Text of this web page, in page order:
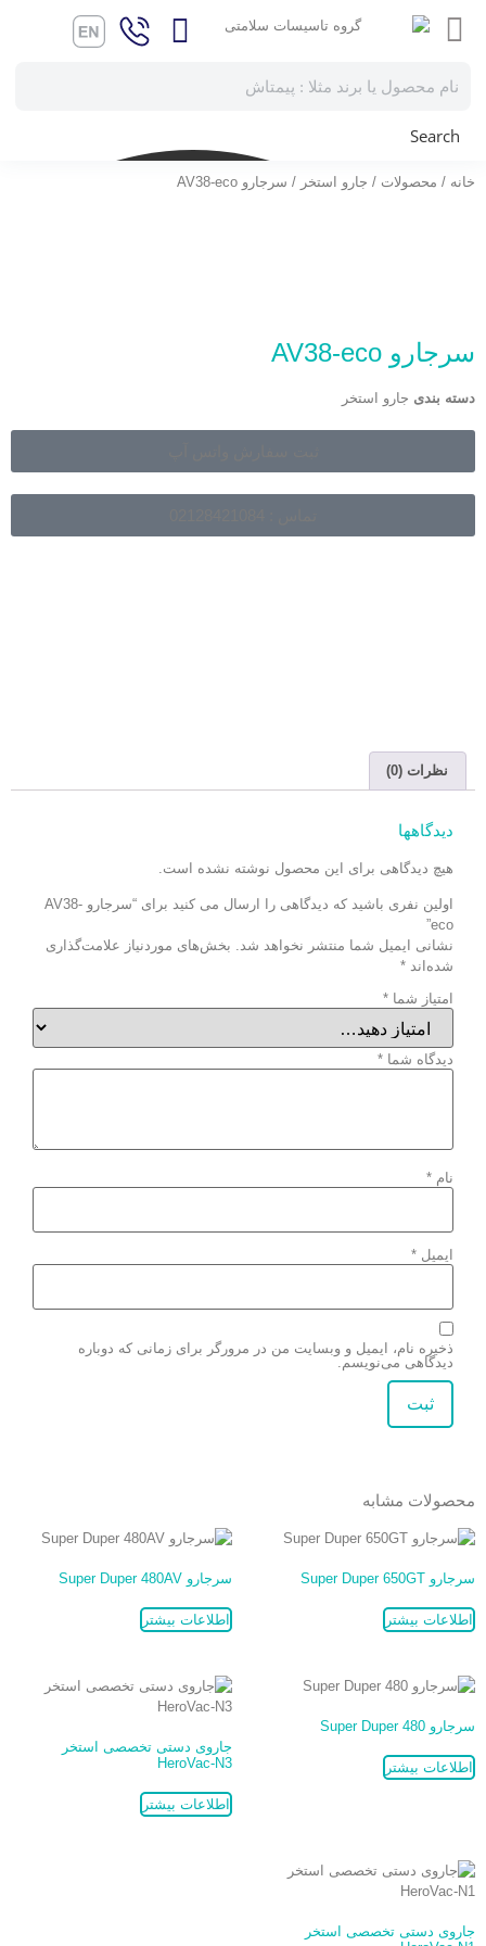
Search
خانه / محصولات / جارو استخر / سرجارو AV38-eco
سرجارو AV38-eco
دسته بندی جارو استخر
نظرات (0)
دیدگاهها
هیچ دیدگاهی برای این محصول نوشته نشده است.
اولین نفری باشید که دیدگاهی را ارسال می کنید برای “سرجارو AV38-
eco”
نشانی ایمیل شما منتشر نخواهد شد. بخش‌های موردنیاز علامت‌گذاری
شده‌اند *
امتیاز شما *
دیدگاه شما *
نام *
ایمیل *
ذخیره نام، ایمیل و وبسایت من در مرورگر برای زمانی که دوباره
دیدگاهی می‌نویسم.
محصولات مشابه
سرجارو Super Duper 650GT
اطلاعات بیشتر
سرجارو Super Duper 480AV
اطلاعات بیشتر
سرجارو Super Duper 480
اطلاعات بیشتر
جاروی دستی تخصصی استخر
HeroVac-N3
اطلاعات بیشتر
جاروی دستی تخصصی استخر